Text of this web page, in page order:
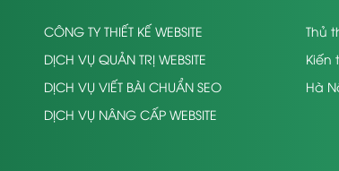
CÔNG TY THIẾT KẾ WEBSITE
DỊCH VỤ QUẢN TRỊ WEBSITE
DỊCH VỤ VIẾT BÀI CHUẨN SEO
DỊCH VỤ NÂNG CẤP WEBSITE
Thủ
Kiến
Hà